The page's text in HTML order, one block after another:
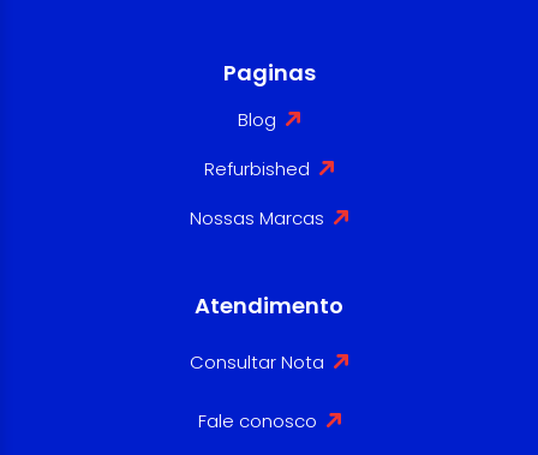
Paginas
Blog
Refurbished
Nossas Marcas
Atendimento
Consultar Nota
Fale conosco